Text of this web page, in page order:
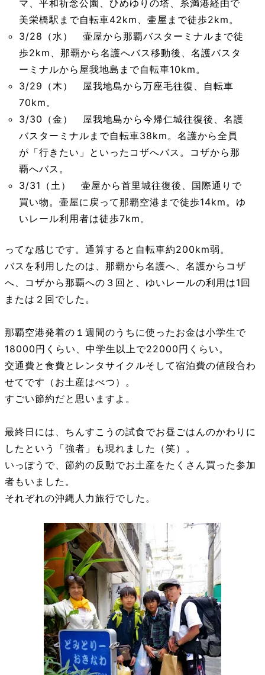
マ、平和祈念公園、ひめゆりの塔、糸満港経由で
美栄橋駅まで自転車42km、壷屋まで徒歩2km。
3/28（水） 壷屋から那覇バスターミナルまで徒
歩2km、那覇から名護へバス移動後、名護バスタ
ーミナルから屋我地島まで自転車10km。
3/29（木） 屋我地島から万座毛往復、自転車
70km。
3/30（金） 屋我地島から今帰仁城往復後、名護
バスターミナルまで自転車38km。名護から全員
が「行きたい」といったコザへバス。コザから那
覇へバス。
3/31（土） 壷屋から首里城往復後、国際通りで
買い物。壷屋に戻って那覇空港まで徒歩14km。ゆ
いレール利用者は徒歩7km。
ってな感じです。通算すると自転車約200km弱。
バスを利用したのは、那覇から名護へ、名護からコザ
へ、コザから那覇への３回と、ゆいレールの利用は1回
または２回でした。
那覇空港発着の１週間のうちに使ったお金は小学生で
18000円くらい、中学生以上で22000円くらい。
交通費と食費とレンタサイクルそして宿泊費の値段合わ
せてです（お土産はべつ）。
すごい節約だと思いますよ。
最終日には、ちんすこうの試食でお昼ごはんのかわりに
したという「強者」も現れました（笑）。
いっぽうで、節約の反動でお土産をたくさん買った参加
者もいました。
それぞれの沖縄人力旅行でした。